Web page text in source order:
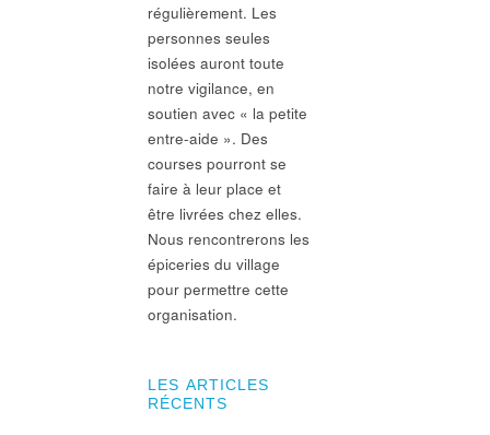
régulièrement. Les
personnes seules
isolées auront toute
notre vigilance, en
soutien avec « la petite
entre-aide ». Des
courses pourront se
faire à leur place et
être livrées chez elles.
Nous rencontrerons les
épiceries du village
pour permettre cette
organisation.
LES ARTICLES
RÉCENTS